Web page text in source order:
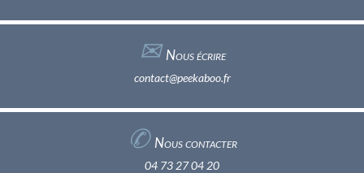
✉︎Nous écrire
contact@peekaboo.fr
✆ Nous contacter
04 73 27 04 20